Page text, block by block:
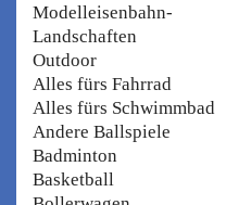
Modelleisenbahn-
Landschaften
Outdoor
Alles fürs Fahrrad
Alles fürs Schwimmbad
Andere Ballspiele
Badminton
Basketball